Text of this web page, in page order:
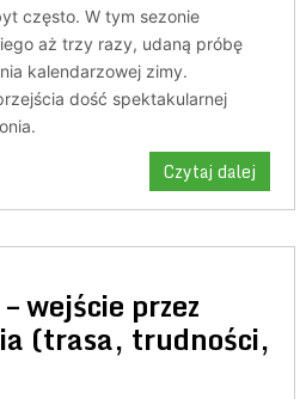
często. W tym sezonie
aż trzy razy, udaną próbę
kalendarzowej zimy.
dość spektakularnej
Czytaj dalej
wejście przez
(trasa, trudności,